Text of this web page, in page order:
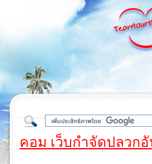
คอม เว็บกำจัดปลวก